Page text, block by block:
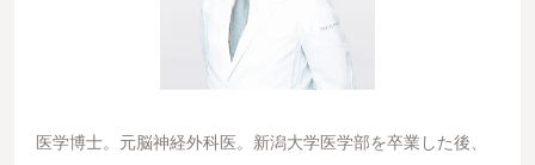
医学博⼠。元脳神経外科医。新潟⼤学医学部を卒業した後、